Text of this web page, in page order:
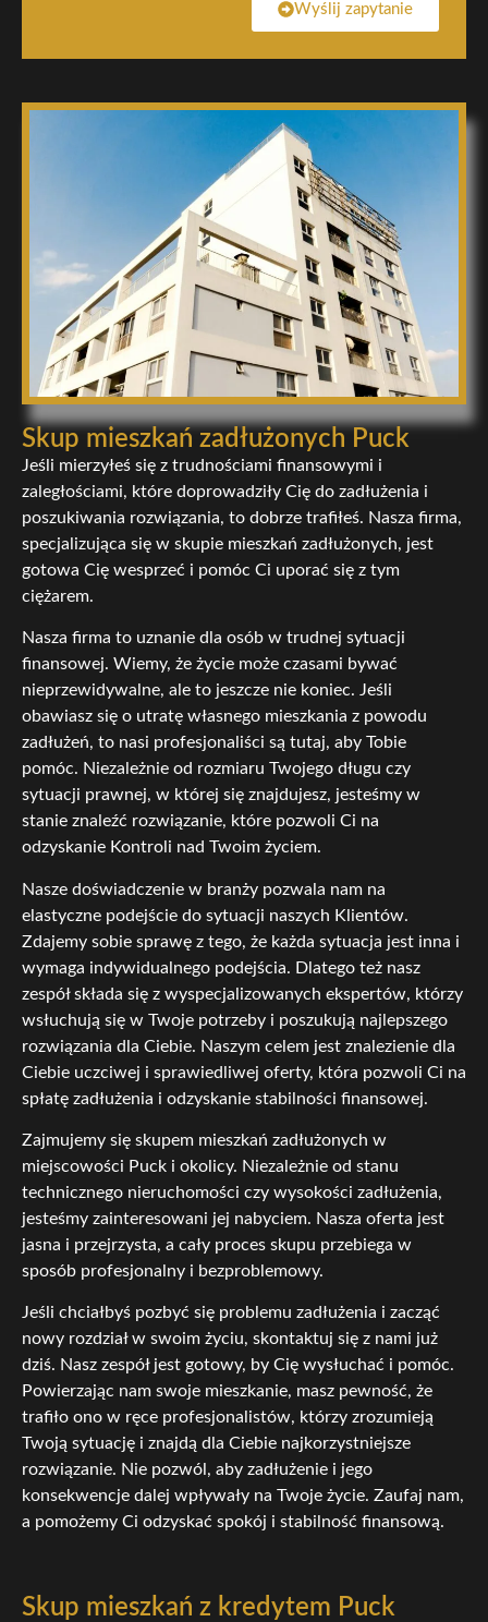
Wyślij zapytanie
Skup mieszkań zadłużonych Puck
Jeśli mierzyłeś się z trudnościami finansowymi i
zaległościami, które doprowadziły Cię do zadłużenia i
poszukiwania rozwiązania, to dobrze trafiłeś. Nasza firma,
specjalizująca się w skupie mieszkań zadłużonych, jest
gotowa Cię wesprzeć i pomóc Ci uporać się z tym
ciężarem.
Nasza firma to uznanie dla osób w trudnej sytuacji
finansowej. Wiemy, że życie może czasami bywać
nieprzewidywalne, ale to jeszcze nie koniec. Jeśli
obawiasz się o utratę własnego mieszkania z powodu
zadłużeń, to nasi profesjonaliści są tutaj, aby Tobie
pomóc. Niezależnie od rozmiaru Twojego długu czy
sytuacji prawnej, w której się znajdujesz, jesteśmy w
stanie znaleźć rozwiązanie, które pozwoli Ci na
odzyskanie Kontroli nad Twoim życiem.
Nasze doświadczenie w branży pozwala nam na
elastyczne podejście do sytuacji naszych Klientów.
Zdajemy sobie sprawę z tego, że każda sytuacja jest inna i
wymaga indywidualnego podejścia. Dlatego też nasz
zespół składa się z wyspecjalizowanych ekspertów, którzy
wsłuchują się w Twoje potrzeby i poszukują najlepszego
rozwiązania dla Ciebie. Naszym celem jest znalezienie dla
Ciebie uczciwej i sprawiedliwej oferty, która pozwoli Ci na
spłatę zadłużenia i odzyskanie stabilności finansowej.
Zajmujemy się skupem mieszkań zadłużonych w
miejscowości Puck i okolicy. Niezależnie od stanu
technicznego nieruchomości czy wysokości zadłużenia,
jesteśmy zainteresowani jej nabyciem. Nasza oferta jest
jasna i przejrzysta, a cały proces skupu przebiega w
sposób profesjonalny i bezproblemowy.
Jeśli chciałbyś pozbyć się problemu zadłużenia i zacząć
nowy rozdział w swoim życiu, skontaktuj się z nami już
dziś. Nasz zespół jest gotowy, by Cię wysłuchać i pomóc.
Powierzając nam swoje mieszkanie, masz pewność, że
trafiło ono w ręce profesjonalistów, którzy zrozumieją
Twoją sytuację i znajdą dla Ciebie najkorzystniejsze
rozwiązanie. Nie pozwól, aby zadłużenie i jego
konsekwencje dalej wpływały na Twoje życie. Zaufaj nam,
a pomożemy Ci odzyskać spokój i stabilność finansową.
Skup mieszkań z kredytem Puck